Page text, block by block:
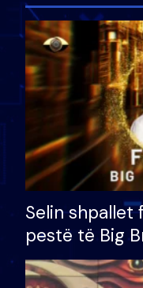
Selin shpallet
pestë të Big
çmimin e